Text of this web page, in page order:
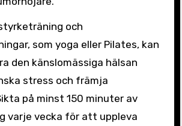
och
som yoga eller Pilates, kan
den känslomässiga hälsan
stress och främja
på minst 150 minuter av
varje vecka för att uppleva